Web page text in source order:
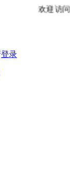
欢迎访问敦
登录